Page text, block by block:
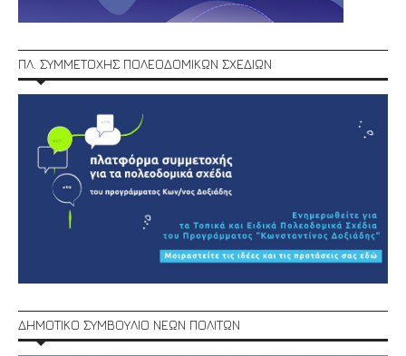
ΠΛ. ΣΥΜΜΕΤΟΧΗΣ ΠΟΛΕΟΔΟΜΙΚΩΝ ΣΧΕΔΙΩΝ
ΔΗΜΟΤΙΚΟ ΣΥΜΒΟΥΛΙΟ ΝΕΩΝ ΠΟΛΙΤΩΝ